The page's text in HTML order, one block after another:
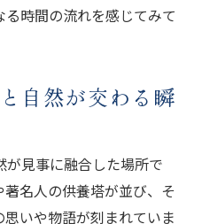
時間の流れを感じてみて
自然が交わる瞬
見事に融合した場所で
名人の供養塔が並び、そ
いや物語が刻まれていま